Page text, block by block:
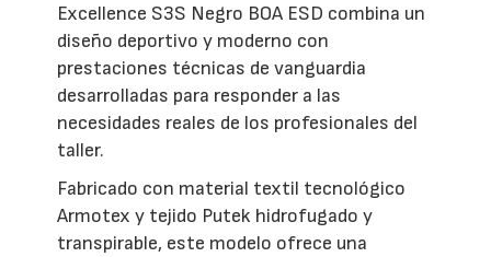
Excellence S3S Negro BOA ESD combina un
diseño deportivo y moderno con
prestaciones técnicas de vanguardia
desarrolladas para responder a las
necesidades reales de los profesionales del
taller.
Fabricado con material textil tecnológico
Armotex y tejido Putek hidrofugado y
transpirable, este modelo ofrece una